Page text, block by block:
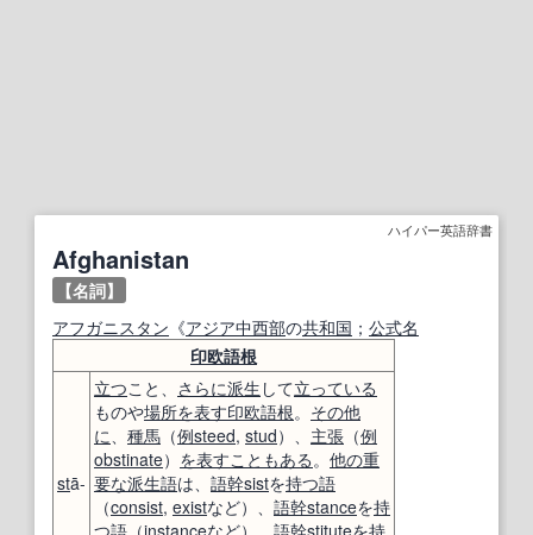
ハイパー英語辞書
Afghanistan
【名詞】
アフガニスタン 《アジア中西部の共和国 ； 公式名
印欧語根
stā-
立つこと、 さらに派生 して立っている
ものや場所を表す印欧語根。 その他
に、 種馬 （例steed, stud）、 主張 （例
obstinate） を表すこともある。 他の重
要な派生語は、 語幹sistを持つ語
（consist, existなど）、 語幹stanceを持